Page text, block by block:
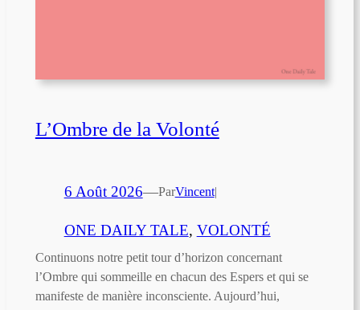
L’Ombre de la Volonté
6 Août 2026—ParVincent|
ONE DAILY TALE, VOLONTÉ
Continuons notre petit tour d’horizon concernant
l’Ombre qui sommeille en chacun des Espers et qui se
manifeste de manière inconsciente. Aujourd’hui,